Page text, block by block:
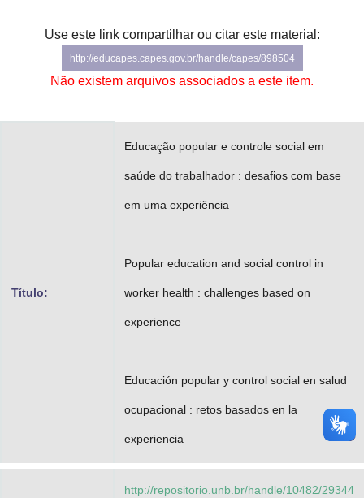
Secretaria de Governo
Gabinete de Segurança Institucional
Use este link compartilhar ou citar este material:
http://educapes.capes.gov.br/handle/capes/898504
Não existem arquivos associados a este item.
Título:
Educação popular e controle social em
saúde do trabalhador : desafios com base
em uma experiência
Popular education and social control in
worker health : challenges based on
experience
Educación popular y control social en salud
ocupacional : retos basados en la
experiencia
http://repositorio.unb.br/handle/10482/29344